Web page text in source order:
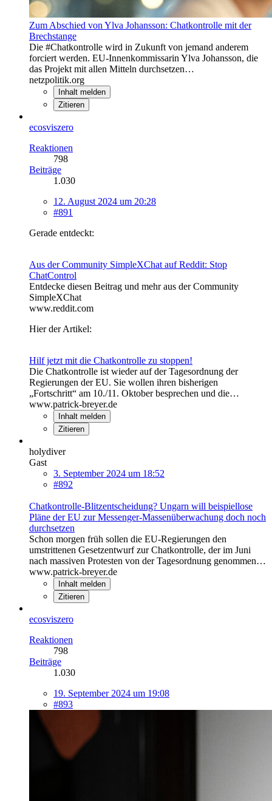
Zum Abschied von Ylva Johansson: Chatkontrolle mit der
Brechstange
Die #Chatkontrolle wird in Zukunft von jemand anderem
forciert werden. EU-Innenkommissarin Ylva Johansson, die
das Projekt mit allen Mitteln durchsetzen…
netzpolitik.org
Inhalt melden
Zitieren
ecosviszero
Reaktionen
798
Beiträge
1.030
12. August 2024 um 20:28
#891
Gerade entdeckt:
Aus der Community SimpleXChat auf Reddit: Stop
ChatControl
Entdecke diesen Beitrag und mehr aus der Community
SimpleXChat
www.reddit.com
Hier der Artikel:
Hilf jetzt mit die Chatkontrolle zu stoppen!
Die Chatkontrolle ist wieder auf der Tagesordnung der
Regierungen der EU. Sie wollen ihren bisherigen
„Fortschritt“ am 10./11. Oktober besprechen und die…
www.patrick-breyer.de
Inhalt melden
Zitieren
holydiver
Gast
3. September 2024 um 18:52
#892
Chatkontrolle-Blitzentscheidung? Ungarn will beispiellose
Pläne der EU zur Messenger-Massenüberwachung doch noch
durchsetzen
Schon morgen früh sollen die EU-Regierungen den
umstrittenen Gesetzentwurf zur Chatkontrolle, der im Juni
nach massiven Protesten von der Tagesordnung genommen…
www.patrick-breyer.de
Inhalt melden
Zitieren
ecosviszero
Reaktionen
798
Beiträge
1.030
19. September 2024 um 19:08
#893